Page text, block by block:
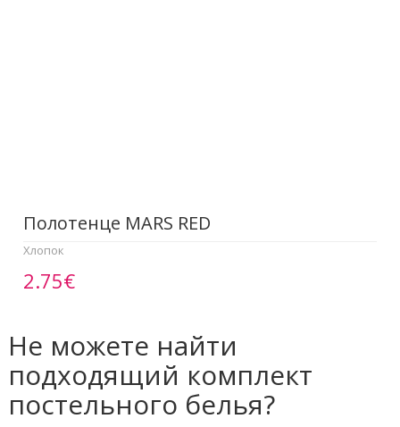
Полотенце МАRS RED
Хлопок
2.75€
Не можете найти
подходящий комплект
постельного белья?